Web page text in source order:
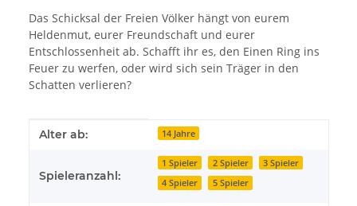
Das Schicksal der Freien Völker hängt von eurem
Heldenmut, eurer Freundschaft und eurer
Entschlossenheit ab. Schafft ihr es, den Einen Ring ins
Feuer zu werfen, oder wird sich sein Träger in den
Schatten verlieren?
Produkteigenschaft
Wert
Alter ab: 14 Jahre
Spieleranzahl:
1 Spieler 2 Spieler
3 Spieler
4 Spieler
5 Spieler